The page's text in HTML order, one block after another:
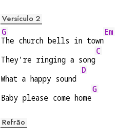
Versículo 2
G
The church bells in town
Em
They're ringing a song
C
What a happy sound
D
Baby please come home
G
Refrão